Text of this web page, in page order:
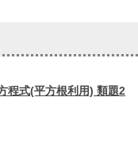
程式(平方根利用) 類題2